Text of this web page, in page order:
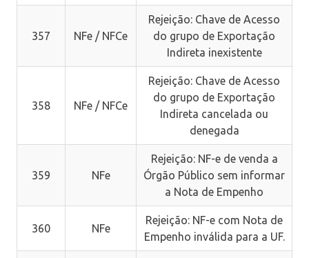
357 NFe / NFCe
Rejeição: Chave de Acesso
do grupo de Exportação
Indireta inexistente
358 NFe / NFCe
Rejeição: Chave de Acesso
do grupo de Exportação
Indireta cancelada ou
denegada
359 NFe
Rejeição: NF-e de venda a
Órgão Público sem informar
a Nota de Empenho
360 NFe
Rejeição: NF-e com Nota de
Empenho inválida para a UF.